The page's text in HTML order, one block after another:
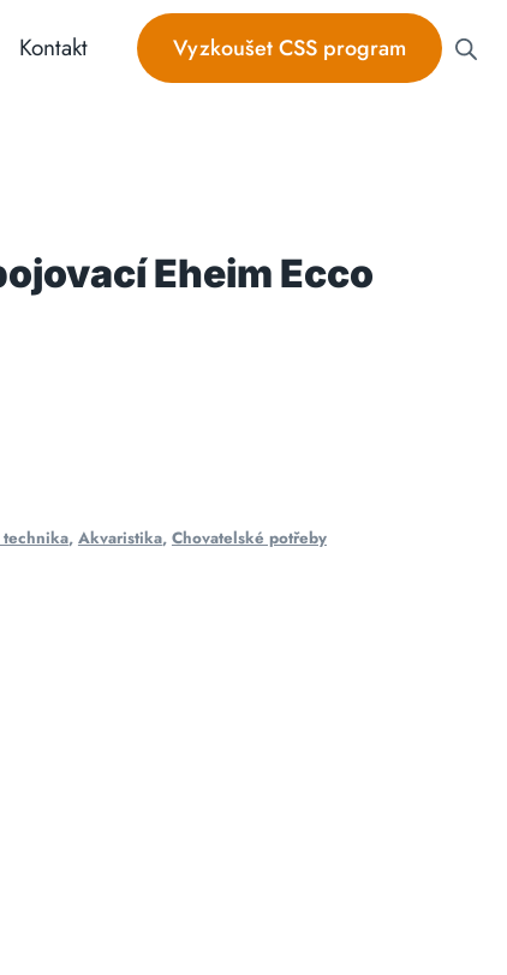
Kontakt Vyzkoušet CSS program
Eheim Ecco
, Akvaristika, Chovatelské potřeby